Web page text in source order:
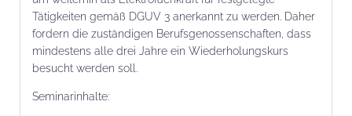
Tätigkeiten gemäß DGUV 3 anerkannt zu werden. Daher
fordern die zuständigen Berufsgenossenschaften, dass
mindestens alle drei Jahre ein Wiederholungskurs
besucht werden soll.
Seminarinhalte: